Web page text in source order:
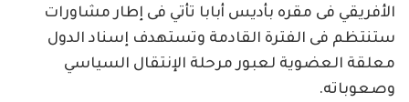
الأفريقي فى مقره بأديس أبابا تأتي فى إطار مشاورات
ستنتظم فى الفترة القادمة وتستهدف إسناد الدول
معلقة العضوية لعبور مرحلة الإنتقال السياسي
وصعوباته.